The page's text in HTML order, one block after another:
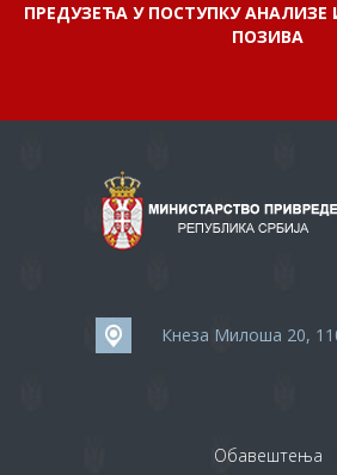
ПРЕДУЗЕЋА У ПОСТУПКУ АНАЛИЗЕ
ПОЗИВА
Кнеза Милоша 20,
Обавештења